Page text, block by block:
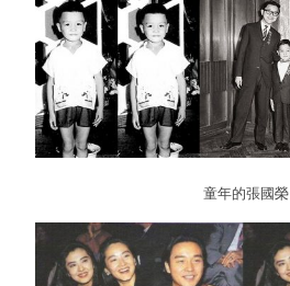
童年的張國榮